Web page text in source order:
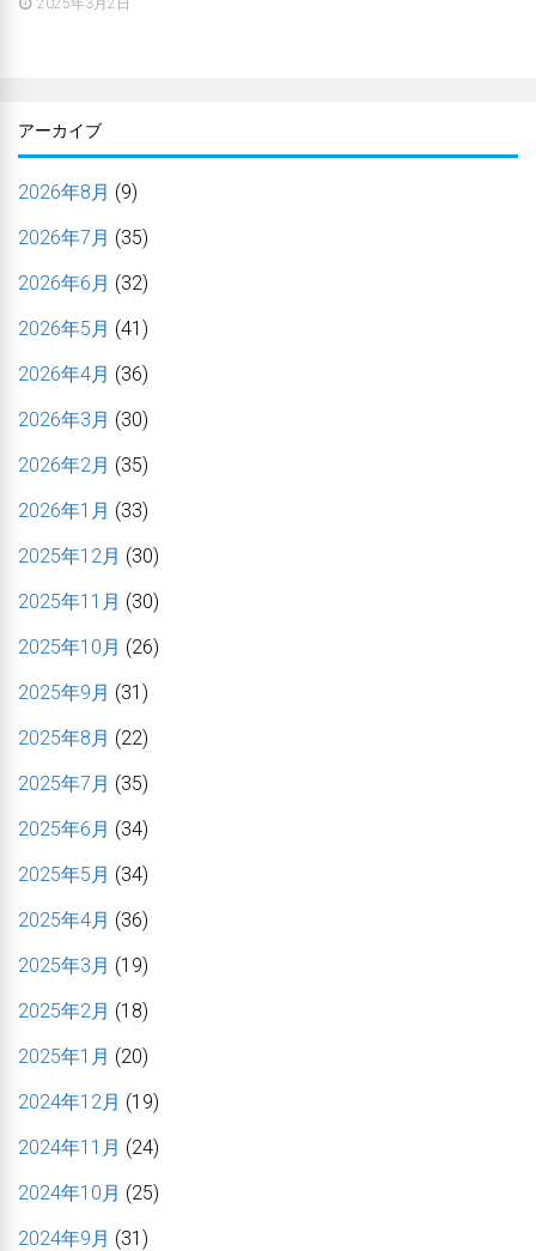
2025年3月2日
アーカイブ
2026年8月 (9)
2026年7月 (35)
2026年6月 (32)
2026年5月 (41)
2026年4月 (36)
2026年3月 (30)
2026年2月 (35)
2026年1月 (33)
2025年12月 (30)
2025年11月 (30)
2025年10月 (26)
2025年9月 (31)
2025年8月 (22)
2025年7月 (35)
2025年6月 (34)
2025年5月 (34)
2025年4月 (36)
2025年3月 (19)
2025年2月 (18)
2025年1月 (20)
2024年12月 (19)
2024年11月 (24)
2024年10月 (25)
2024年9月 (31)